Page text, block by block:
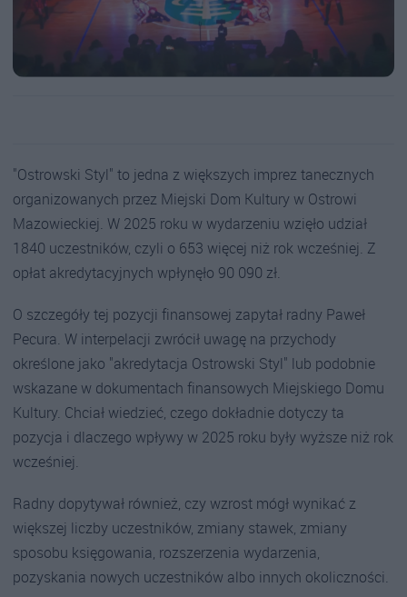
"Ostrowski Styl" to jedna z większych imprez tanecznych
organizowanych przez Miejski Dom Kultury w Ostrowi
Mazowieckiej. W 2025 roku w wydarzeniu wzięło udział
1840 uczestników, czyli o 653 więcej niż rok wcześniej. Z
opłat akredytacyjnych wpłynęło 90 090 zł.
O szczegóły tej pozycji finansowej zapytał radny Paweł
Pecura. W interpelacji zwrócił uwagę na przychody
określone jako "akredytacja Ostrowski Styl" lub podobnie
wskazane w dokumentach finansowych Miejskiego Domu
Kultury. Chciał wiedzieć, czego dokładnie dotyczy ta
pozycja i dlaczego wpływy w 2025 roku były wyższe niż rok
wcześniej.
Radny dopytywał również, czy wzrost mógł wynikać z
większej liczby uczestników, zmiany stawek, zmiany
sposobu księgowania, rozszerzenia wydarzenia,
pozyskania nowych uczestników albo innych okoliczności.